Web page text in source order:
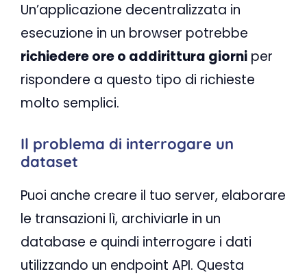
Un’applicazione decentralizzata in
esecuzione in un browser potrebbe
richiedere ore o addirittura giorni per
rispondere a questo tipo di richieste
molto semplici.
Il problema di interrogare un
dataset
Puoi anche creare il tuo server, elaborare
le transazioni lì, archiviarle in un
database e quindi interrogare i dati
utilizzando un endpoint API. Questa